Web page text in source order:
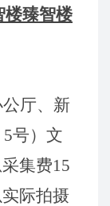
楼臻智楼
厅、新
5号）文
集费15
际拍摄